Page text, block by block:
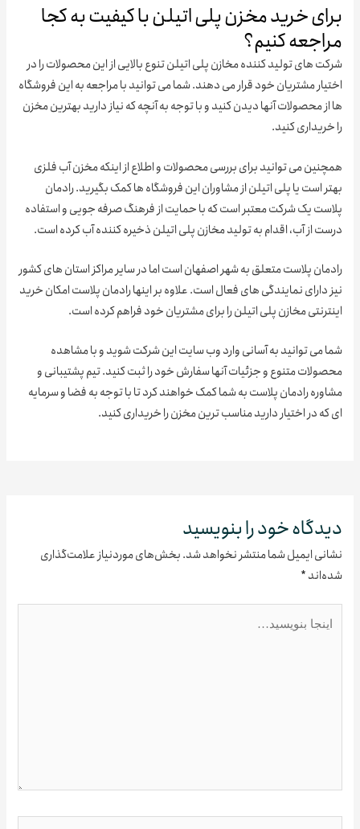
خرید مخزن پلی اتیلن با کیفیت به کجا
کنیم؟
های تولید کننده مخازن پلی اتیلن تنوع بالایی از این محصولات را در
مشتریان خود قرار می دهند. شما می توانید با مراجعه به این فروشگاه
محصولات آنها دیدن کنید و با توجه به آنچه که نیاز دارید بهترین مخزن
کنید.
می توانید برای بررسی محصولات و اطلاع از اینکه مخزن آب فلزی
است یا پلی اتیلن از مشاوران این فروشگاه ها کمک بگیرید. رادمان
یک شرکت معتبر است که با حمایت از فرهنگ صرفه جویی و استفاده
از آب، اقدام به تولید مخازن پلی اتیلن ذخیره کننده آب کرده است.
پلاست متعلق به شهر اصفهان است اما در سایر مراکز استان های کشور
دارای نمایندگی های فعال است. علاوه بر اینها رادمان پلاست امکان خرید
مخازن پلی اتیلن را برای مشتریان خود فراهم کرده است.
می توانید به آسانی وارد وب سایت این شرکت شوید و با مشاهده
متنوع و جزئیات آنها سفارش خود را ثبت کنید. تیم پشتیبانی و
رادمان پلاست به شما کمک خواهند کرد تا با توجه به فضا و سرمایه
در اختیار دارید مناسب ترین مخزن را خریداری کنید.
خود را بنویسید
ایمیل شما منتشر نخواهد شد.بخش‌های موردنیاز علامت‌گذاری
*